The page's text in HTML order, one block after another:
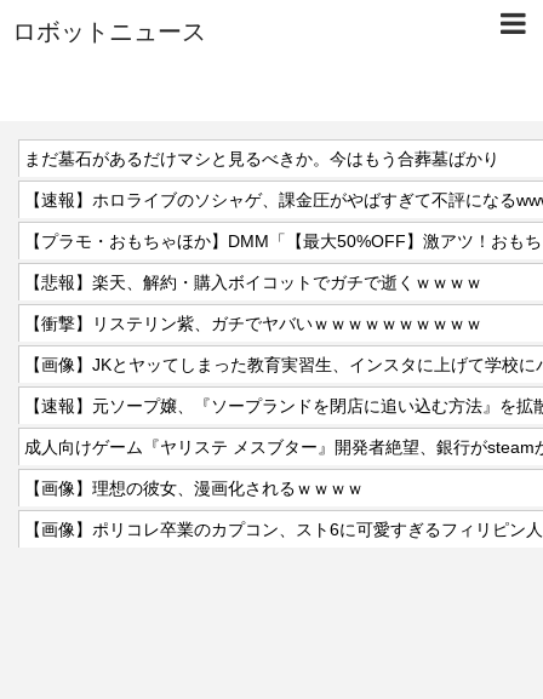
ロボットニュース
まだ墓石があるだけマシと見るべきか。今はもう合葬墓ばかり
【速報】ホロライブのソシャゲ、課金圧がやばすぎて不評になる
【悲報】楽天、解約・購入ボイコットでガチで逝くｗｗｗｗ
【衝撃】リステリン紫、ガチでヤバいｗｗｗｗｗｗｗｗｗｗ
【画像】JKとヤッてしまった教育実習生、インスタに上げて学校
【速報】元ソープ嬢、『ソープランドを閉店に追い込む方法』を
【画像】理想の彼女、漫画化されるｗｗｗｗ
【画像】ポリコレ卒業のカプコン、スト6に可愛すぎるフィリピン